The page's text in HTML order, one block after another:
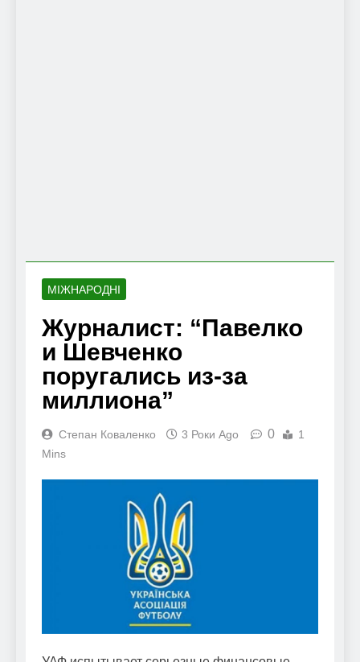
МІЖНАРОДНІ
Журналист: “Павелко
и Шевченко
поругались из-за
миллиона”
Степан Коваленко 3 Роки Ago 0
1
Mins